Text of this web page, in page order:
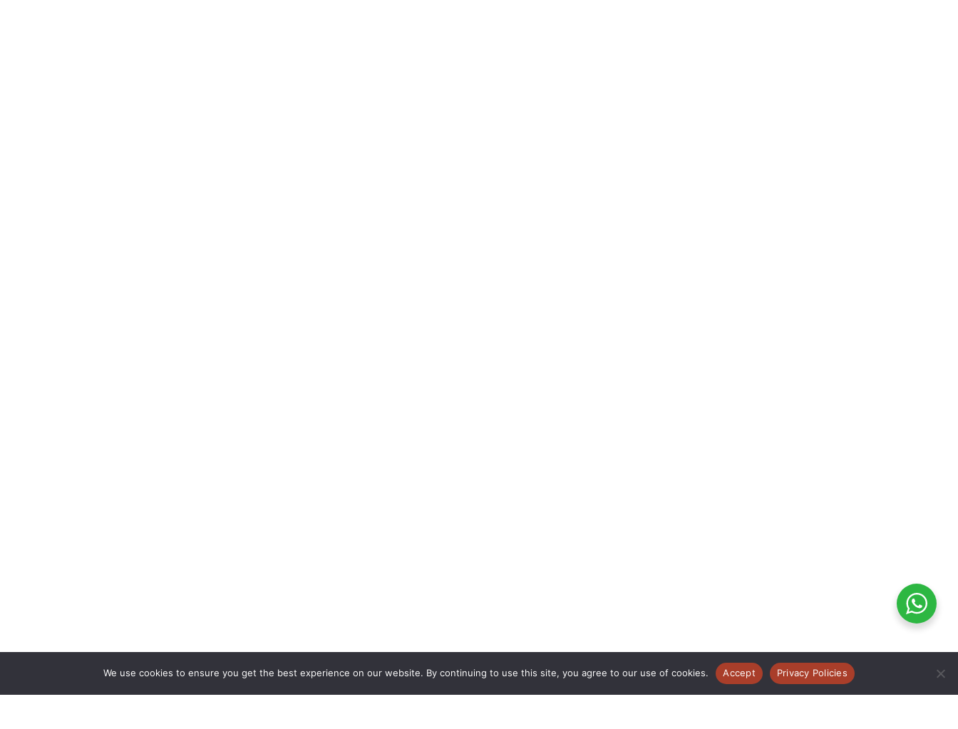
We use cookies to ensure you get the best experience on our website. By continuing to use this site, you agree to our use of cookies. Accept Privacy Policies